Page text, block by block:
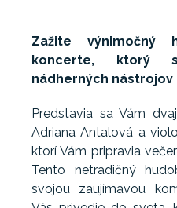
Zažite výnimočný
koncerte, ktorý
nádherných
Predstavia sa Vám
Adriana Antalová a
ktorí Vám pripravia
Tento netradičný
svojou zaujímavou